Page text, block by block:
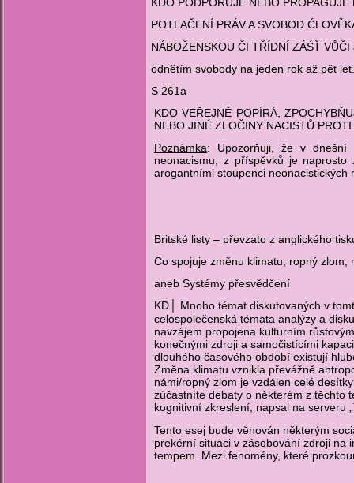
KDO PODPORUJE NEBO PROPAGUJE
POTLAČENÍ PRÁV A SVOBOD
NÁBOŽENSKOU ČI TŘÍDNÍ ZÁŚŤ
odnětím svobody na jeden rok až pět let.
S 261a
KDO VEŘEJNĚ POPÍRÁ,
NEBO JINÉ ZLOČINY NACISTŮ
Poznámka: Upozorňuji, že v dnešní
neonacismu, z příspěvků je
arogantními stoupenci neonacistických
Britské listy – převzato z anglického
Co spojuje změnu klimatu, ropný zlom,
aneb Systémy přesvědčení
KD
Mnoho témat diskutovaných v
celospolečenská témata analýzy a
navzájem propojena kulturním
konečnými zdroji a samočistícími
dlouhého časového období existují
Změna klimatu vznikla převážně
námi/ropný zlom je vzdálen celé
zúčastníte debaty o některém z těchto
kognitivní zkreslení, napsal na serveru
Tento esej bude věnován některým
prekérní situaci v zásobování zdroji na
tempem. Mezi fenomény, které